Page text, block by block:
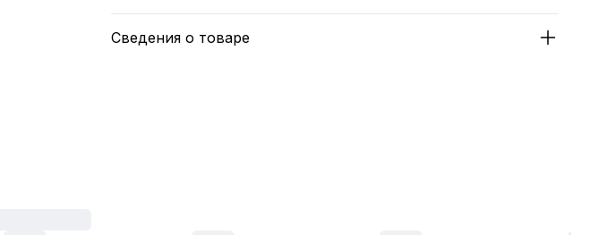
Сведения о товаре